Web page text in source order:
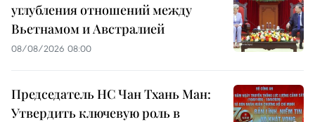
углубления отношений между
Вьетнамом и Австралией
08/08/2026 08:00
Председатель НС Чан Тхань Ман:
Утвердить ключевую роль в